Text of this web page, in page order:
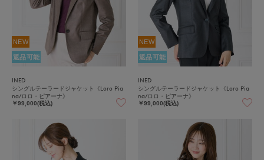
NEW
返品可能
INED
シングルテーラードジャケット《Loro Pia
na/ロロ・ピアーナ》
￥99,000(税込)
NEW
返品可能
INED
シングルテーラードジャケット《Loro Pia
na/ロロ・ピアーナ》
￥99,000(税込)